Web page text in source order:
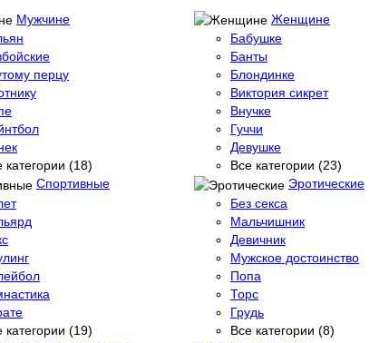
Мужчине
перцу
категории (18)
Женщине
Бабушке
Банты
Блондинке
Виктория сикрет
Внучке
Гуччи
Девушке
Все категории (23)
Спортивные
категории (19)
Эротические
Без секса
Мальчишник
Девичник
Мужское достоинство
Попа
Торс
Грудь
Все категории (8)